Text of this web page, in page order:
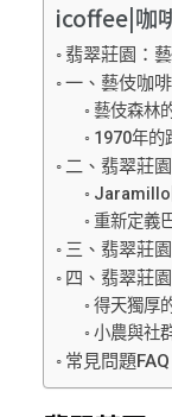
icoffee|咖
翡翠莊園：
一、藝伎咖
藝伎森林
1970年的
二、翡翠莊
Jaramillo
重新定義
三、翡翠莊
四、翡翠莊
得天獨厚
小農與社
常見問題FAQ